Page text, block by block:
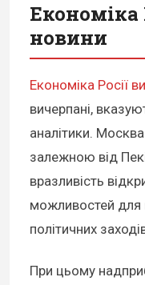
Економіка
новини
Економіка Росії
вичерпані,
аналітики.
залежною від
вразливість
можливостей для
політичних
При цьому